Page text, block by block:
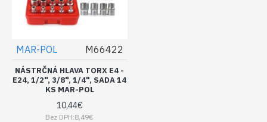
MAR-POL M66422
NÁSTRČNÁ HLAVA TORX E4 -
E24, 1/2", 3/8", 1/4", SADA 14
KS MAR-POL
10,44€
Bez DPH:8,49€